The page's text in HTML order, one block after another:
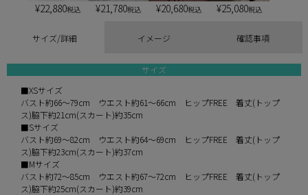
¥22,880税込 ¥21,780税込 ¥20,680税込 ¥25,080税込
サイズ/詳細 イメージ 確認事項
サイズ
■XSサイズ
バスト約66～79cm ウエスト約61～66cm ヒップFREE 着丈(トップ
ス)脇下約21cm(スカート)約35cm
■Sサイズ
バスト約69～82cm ウエスト約64～69cm ヒップFREE 着丈(トップ
ス)脇下約23cm(スカート)約37cm
■Mサイズ
バスト約72～85cm ウエスト約67～72cm ヒップFREE 着丈(トップ
ス)脇下約25cm(スカート)約39cm